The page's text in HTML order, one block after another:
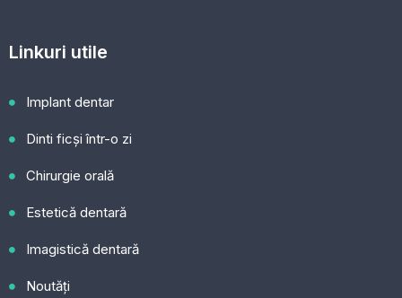
Linkuri utile
Implant dentar
Dinti ficși într-o zi
Chirurgie orală
Estetică dentară
Imagistică dentară
Noutăți